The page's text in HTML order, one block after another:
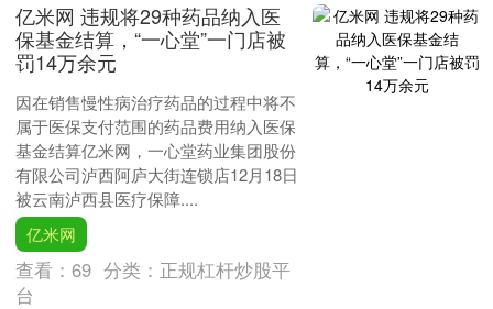
亿米网 违规将29种药品纳入医
保基金结算，“一心堂”一门店被
罚14万余元
因在销售慢性病治疗药品的过程中将不
属于医保支付范围的药品费用纳入医保
基金结算亿米网，一心堂药业集团股份
有限公司泸西阿庐大街连锁店12月18日
被云南泸西县医疗保障....
亿米网
查看：69 分类： 正规杠杆炒股平
台